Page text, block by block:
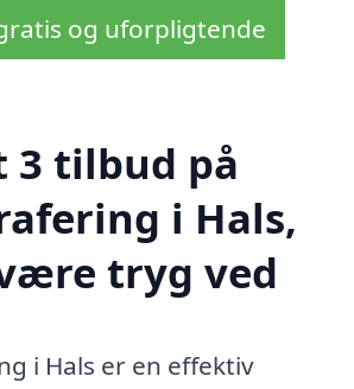
og uforpligtende
3 tilbud på
i Hals,
tryg ved
i Hals er en effektiv